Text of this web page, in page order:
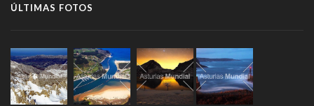
ÚLTIMAS FOTOS